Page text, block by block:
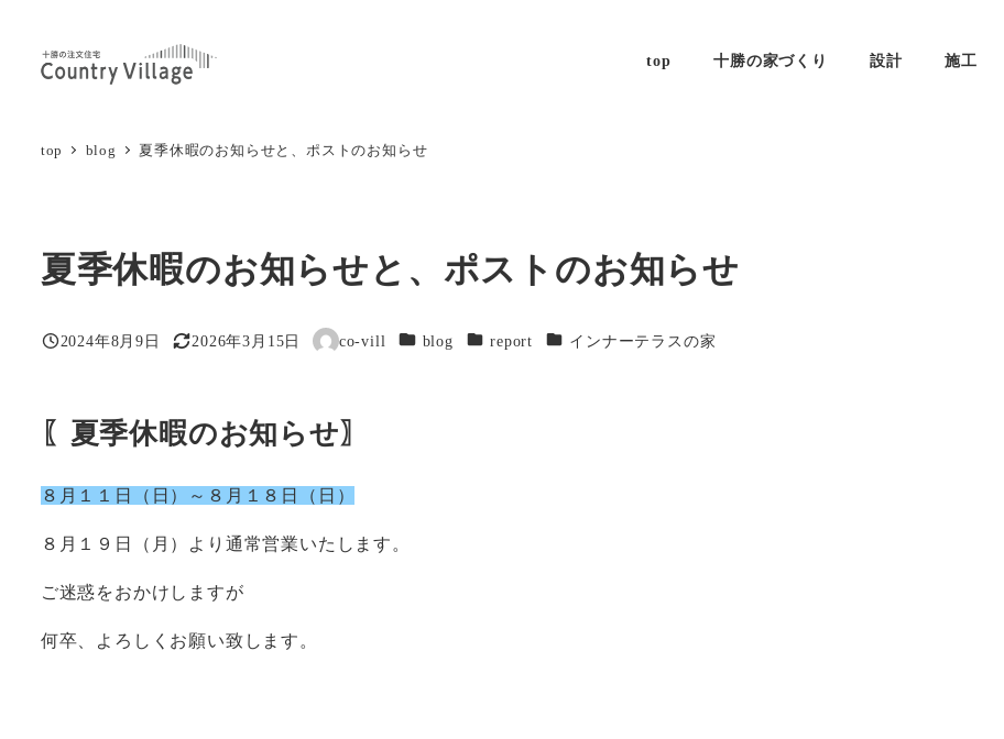
top 十勝の家づくり 設計 施工
top blog 夏季休暇のお知らせと、ポストのお知らせ
夏季休暇のお知らせと、ポストのお知らせ
投稿日
2024年8月9日
更新日
2026年3月15日
著
co-vill カテゴリー
blog カテゴリー
report カテゴリー
インナーテラスの家
〖夏季休暇のお知らせ〗
８月１１日（日）～８月１８日（日）
８月１９日（月）より通常営業いたします。
ご迷惑をおかけしますが
何卒、よろしくお願い致します。